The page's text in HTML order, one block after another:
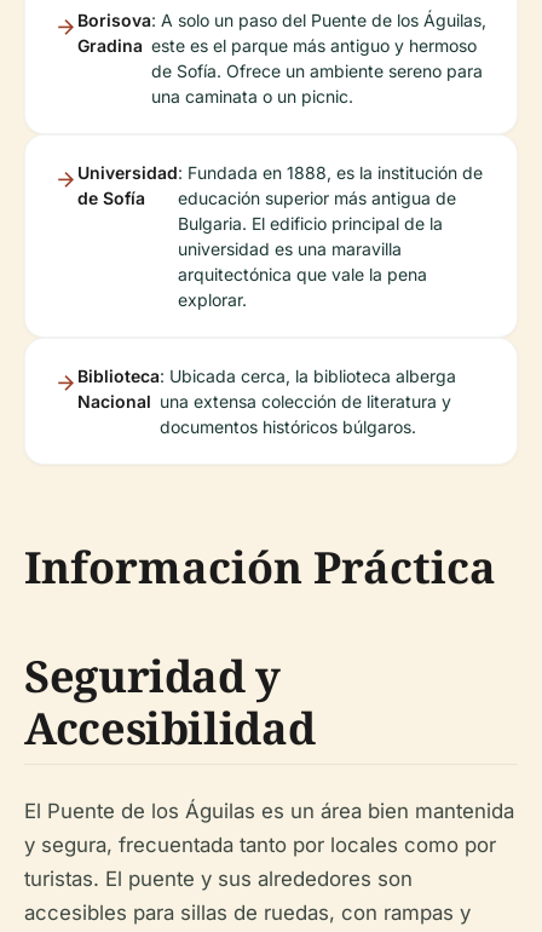
Borisova
Gradina
: A solo un paso del Puente de los Águilas,
este es el parque más antiguo y hermoso
de Sofía. Ofrece un ambiente sereno para
una caminata o un picnic.
Universidad
de Sofía
: Fundada en 1888, es la institución de
educación superior más antigua de
Bulgaria. El edificio principal de la
universidad es una maravilla
arquitectónica que vale la pena
explorar.
Biblioteca
Nacional
: Ubicada cerca, la biblioteca alberga
una extensa colección de literatura y
documentos históricos búlgaros.
Información Práctica
Seguridad y
Accesibilidad
El Puente de los Águilas es un área bien mantenida
y segura, frecuentada tanto por locales como por
turistas. El puente y sus alrededores son
accesibles para sillas de ruedas, con rampas y